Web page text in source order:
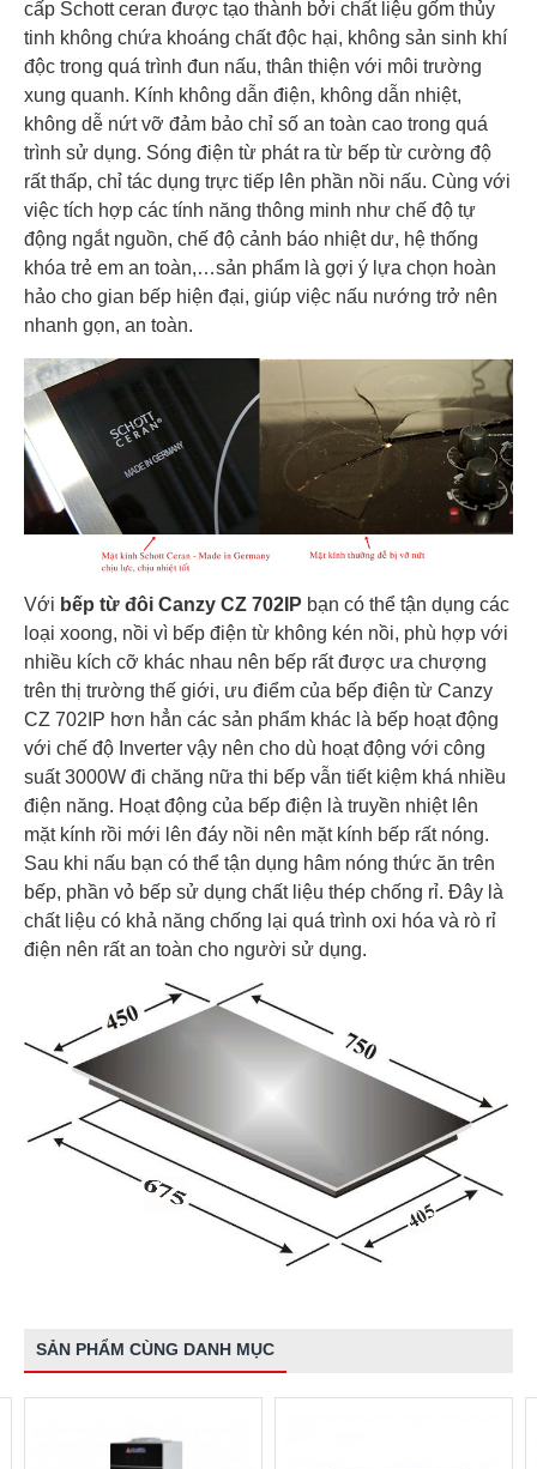
cấp Schott ceran được tạo thành bởi chất liệu gốm thủy
tinh không chứa khoáng chất độc hại, không sản sinh khí
độc trong quá trình đun nấu, thân thiện với môi trường
xung quanh. Kính không dẫn điện, không dẫn nhiệt,
không dễ nứt vỡ đảm bảo chỉ số an toàn cao trong quá
trình sử dụng. Sóng điện từ phát ra từ bếp từ cường độ
rất thấp, chỉ tác dụng trực tiếp lên phần nồi nấu. Cùng với
việc tích hợp các tính năng thông minh như chế độ tự
động ngắt nguồn, chế độ cảnh báo nhiệt dư, hệ thống
khóa trẻ em an toàn,…sản phẩm là gợi ý lựa chọn hoàn
hảo cho gian bếp hiện đại, giúp việc nấu nướng trở nên
nhanh gọn, an toàn.
Với bếp từ đôi Canzy CZ 702IP bạn có thể tận dụng các
loại xoong, nồi vì bếp điện từ không kén nồi, phù hợp với
nhiều kích cỡ khác nhau nên bếp rất được ưa chượng
trên thị trường thế giới, ưu điểm của bếp điện từ Canzy
CZ 702IP hơn hẳn các sản phẩm khác là bếp hoạt động
với chế độ Inverter vậy nên cho dù hoạt động với công
suất 3000W đi chăng nữa thi bếp vẫn tiết kiệm khá nhiều
điện năng. Hoạt động của bếp điện là truyền nhiệt lên
mặt kính rồi mới lên đáy nồi nên mặt kính bếp rất nóng.
Sau khi nấu bạn có thể tận dụng hâm nóng thức ăn trên
bếp, phần vỏ bếp sử dụng chất liệu thép chống rỉ. Đây là
chất liệu có khả năng chống lại quá trình oxi hóa và rò rỉ
điện nên rất an toàn cho người sử dụng.
SẢN PHẨM CÙNG DANH MỤC